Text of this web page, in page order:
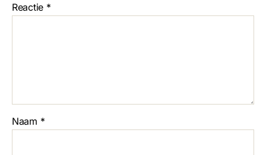
Reactie *
Naam *